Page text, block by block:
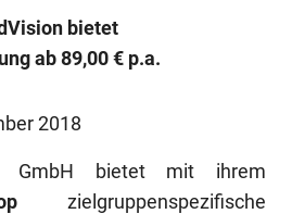
bietet
ab 89,00 € p.a.
2018
GmbH bietet mit ihrem
zielgruppenspezifische